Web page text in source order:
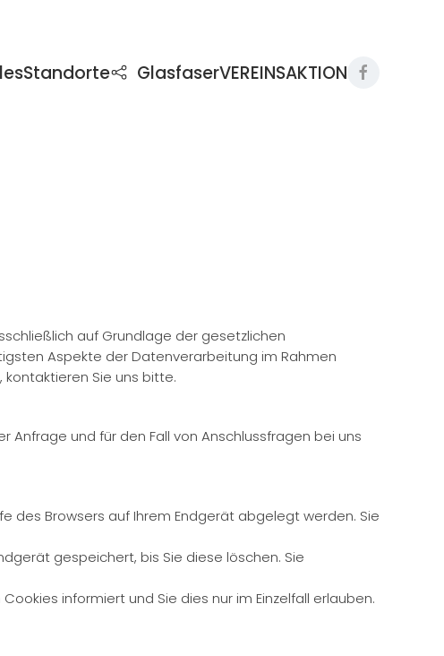
Standorte GlasfaserVEREINSAKTION
auf Grundlage der gesetzlichen
Aspekte der Datenverarbeitung im Rahmen
Sie uns bitte.
und für den Fall von Anschlussfragen bei uns
des Browsers auf Ihrem Endgerät abgelegt werden. Sie
gespeichert, bis Sie diese löschen. Sie
informiert und Sie dies nur im Einzelfall erlauben.